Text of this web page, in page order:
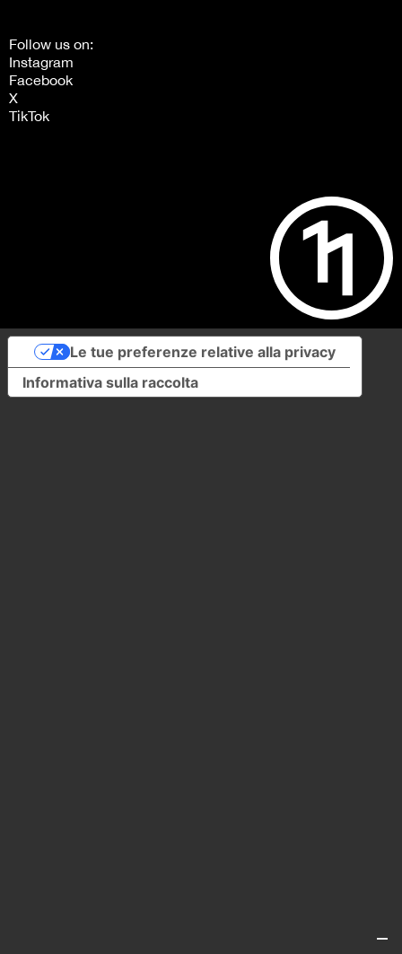
Follow us on:
Instagram
Facebook
X
TikTok
Informativa sulla raccolta
Le tue preferenze relative alla privacy